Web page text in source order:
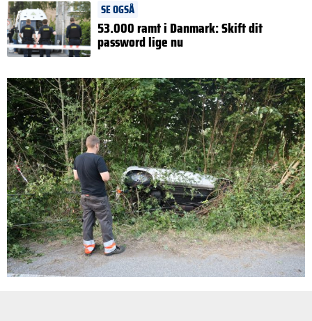
SE OGSÅ
53.000 ramt i Danmark: Skift dit
password lige nu